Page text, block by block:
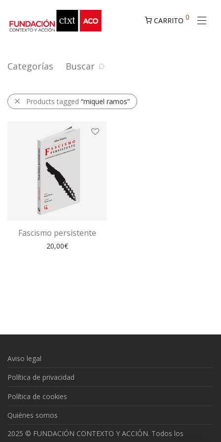
CARRITO 0
Categorías Buscar
Products tagged “miquel ramos”
Fascismo persistente
20,00€
Aviso legal
Política de privacidad
Política de cookies
Quiénes somos
2025 © FUNDACIÓN CONTEXTO Y ACCIÓN. Todos los